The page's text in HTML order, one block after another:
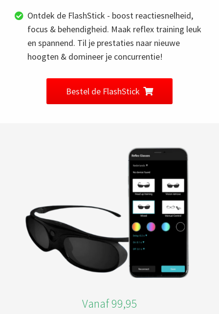
Ontdek de FlashStick - boost reactiesnelheid,
focus & behendigheid. Maak reflex training leuk
en spannend. Til je prestaties naar nieuwe
hoogten & domineer je concurrentie!
Bestel de FlashStick
Vanaf 99,95